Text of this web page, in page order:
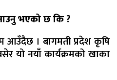
भएको छ कि ?
आउँदैछ । बागमती प्रदेश कृषि
यो नयाँ कार्यक्रमको खाका